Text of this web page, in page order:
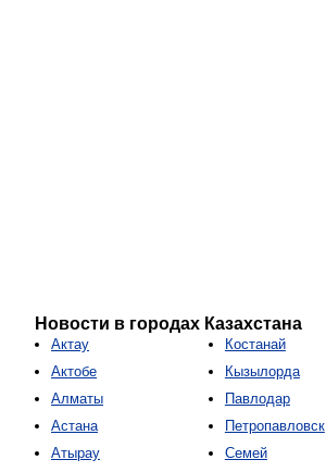
Новости в городах Казахстана
Актау
Актобе
Алматы
Астана
Атырау
Костанай
Кызылорда
Павлодар
Петропавловск
Семей